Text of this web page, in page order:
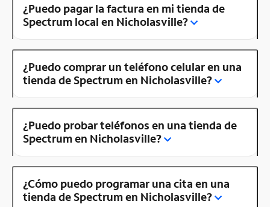
¿Puedo pagar la factura en mi tienda de
Spectrum local en Nicholasville?
¿Puedo comprar un teléfono celular en una
tienda de Spectrum en Nicholasville?
¿Puedo probar teléfonos en una tienda de
Spectrum en Nicholasville?
¿Cómo puedo programar una cita en una
tienda de Spectrum en Nicholasville?